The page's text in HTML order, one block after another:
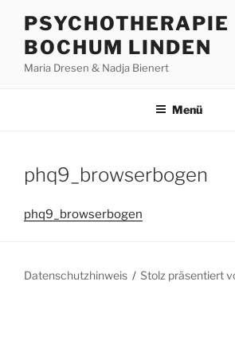
Inhalt
springen
PSYCHOTHERAPIE
BOCHUM LINDEN
Maria Dresen & Nadja Bienert
Menü
phq9_browserbogen
phq9_browserbogen
Datenschutzhinweis Stolz präsentiert